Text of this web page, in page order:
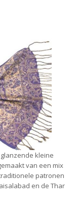
kleine
van een mix
patronen
en de Thar